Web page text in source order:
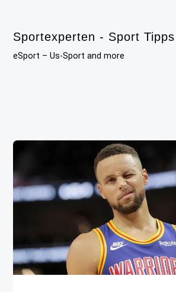
content
Sportexperten - Sport Tipps
eSport – Us-Sport and more